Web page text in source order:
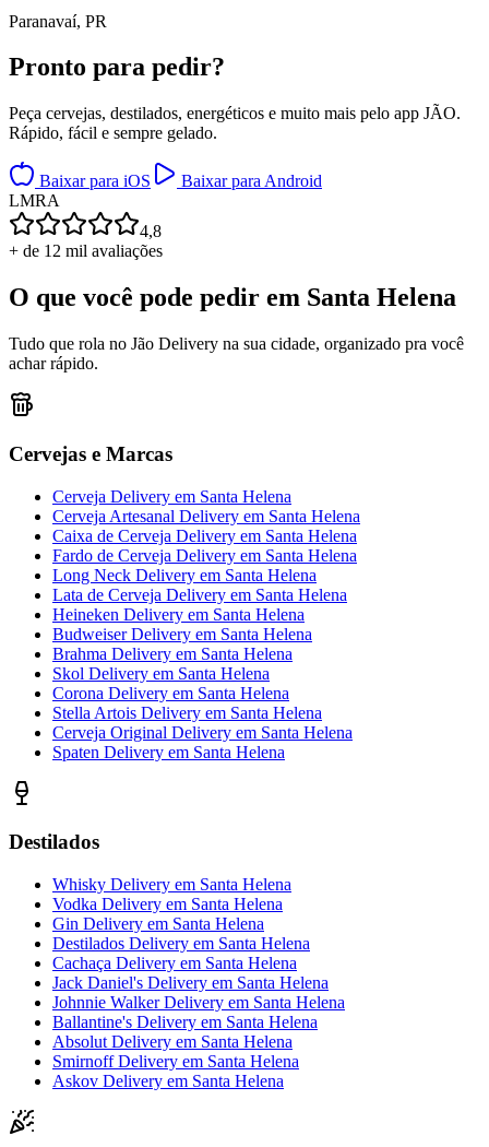
Paranavaí, PR
Pronto para pedir?
Peça cervejas, destilados, energéticos e muito mais pelo app JÃO.
Rápido, fácil e sempre gelado.
Baixar para iOS
Baixar para Android
LMRA
4,8
+ de 12 mil avaliações
O que você pode pedir em Santa Helena
Tudo que rola no Jão Delivery na sua cidade, organizado pra você
achar rápido.
Cervejas e Marcas
Cerveja Delivery em Santa Helena
Cerveja Artesanal Delivery em Santa Helena
Caixa de Cerveja Delivery em Santa Helena
Fardo de Cerveja Delivery em Santa Helena
Long Neck Delivery em Santa Helena
Lata de Cerveja Delivery em Santa Helena
Heineken Delivery em Santa Helena
Budweiser Delivery em Santa Helena
Brahma Delivery em Santa Helena
Skol Delivery em Santa Helena
Corona Delivery em Santa Helena
Stella Artois Delivery em Santa Helena
Cerveja Original Delivery em Santa Helena
Spaten Delivery em Santa Helena
Destilados
Whisky Delivery em Santa Helena
Vodka Delivery em Santa Helena
Gin Delivery em Santa Helena
Destilados Delivery em Santa Helena
Cachaça Delivery em Santa Helena
Jack Daniel's Delivery em Santa Helena
Johnnie Walker Delivery em Santa Helena
Ballantine's Delivery em Santa Helena
Absolut Delivery em Santa Helena
Smirnoff Delivery em Santa Helena
Askov Delivery em Santa Helena